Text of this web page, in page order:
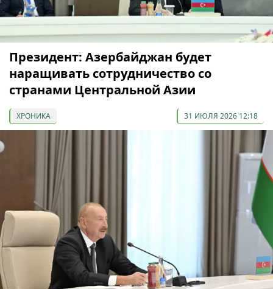
Президент: Азербайджан будет
наращивать сотрудничество со
странами Центральной Азии
ХРОНИКА 31 ИЮЛЯ 2026 12:18